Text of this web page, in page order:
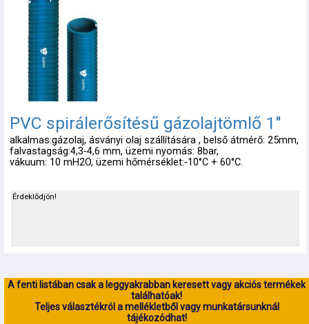
PVC spirálerősítésű gázolajtömlő 1"
alkalmas:gázolaj, ásványi olaj szállítására , belső átmérő: 25mm,
falvastagság:4,3‑4,6 mm, üzemi nyomás: 8bar,
vákuum: 10 mH2O, üzemi hőmérséklet:‑10°C + 60°C.
Érdeklődjön!
A fenti listában csak a leggyakrabban keresett vagy akciós termékek
találhatóak!
Teljes választékról a mellékletből vagy munkatársunknál
tájékozódhat!